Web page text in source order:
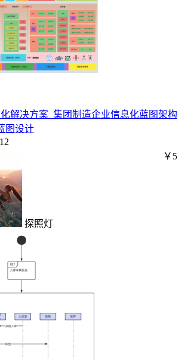
解决方案_集团制造企业信息化蓝图架构
图设计
12
探照灯
￥5